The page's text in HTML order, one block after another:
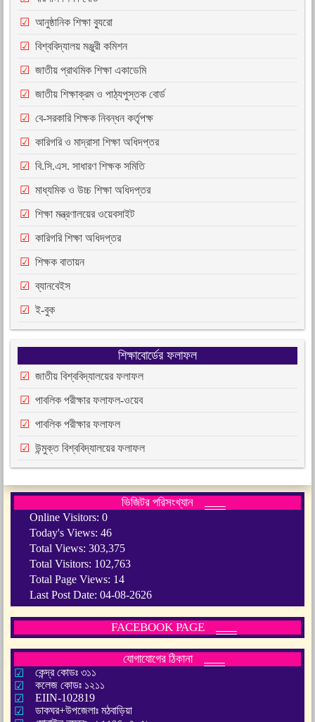
আনুষ্ঠানিক শিক্ষা ব্যুরো
বিশ্ববিদ্যালয় মঞ্জুরী কমিশন
জাতীয় প্রাথমিক শিক্ষা একাডেমি
জাতীয় শিক্ষাক্রম ও পাঠ্যপুস্তক বোর্ড
বে-সরকারি শিক্ষক নিবন্ধন কর্তৃপক্ষ
কারিগরি ও মাদ্রাসা শিক্ষা অধিদপ্তর
বি.সি.এস. সাধারণ শিক্ষক সমিতি
মাধ্যমিক ও উচ্চ শিক্ষা অধিদপ্তর
শিক্ষা মন্ত্রণালয়ের ওয়েবসাইট
কারিগরি শিক্ষা অধিদপ্তর
শিক্ষক বাতায়ন
ব্যানবেইস
ই-বুক
শিক্ষাবোর্ডের ফলাফল
জাতীয় বিশ্ববিদ্যালয়ের ফলাফল
পাবলিক পরীক্ষার ফলাফল-ওয়েব
পাবলিক পরীক্ষার ফলাফল
উন্মুক্ত বিশ্ববিদ্যালয়ের ফলাফল
ভিজিটর পরিসংখ্যান
Online Visitors: 0
Today's Views: 46
Total Views: 303,375
Total Visitors: 102,763
Total Page Views: 14
Last Post Date: 04-08-2626
FACEBOOK PAGE
যোগাযোগের ঠিকানা
কেন্দ্র কোডঃ ৩১১
কলেজ কোডঃ ১২১১
EIIN-102819
ডাকঘর+উপজেলাঃ মঠবাড়িয়া